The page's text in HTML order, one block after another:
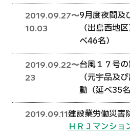
2019.09.27〜
10.03
9月度夜間及
（出島西地
べ46名）
2019.09.22〜
23
台風１７号
（元宇品及
動（延べ35名
2019.09.11建設業労働災害
ＨＲＪマンショ